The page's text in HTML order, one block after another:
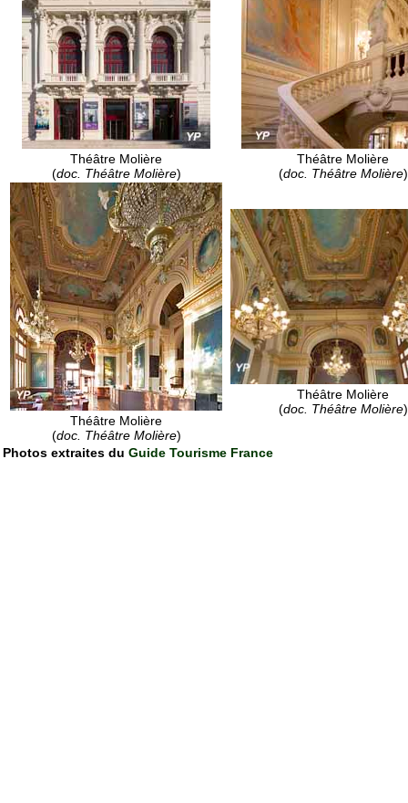
Théâtre Molière
(doc. Théâtre Molière)
Théâtre Molière
(doc. Théâtre Molière)
Théâtre Molière
(doc. Théâtre Molière)
Théâtre Molière
(doc. Théâtre Molière)
Photos extraites du Guide Tourisme France